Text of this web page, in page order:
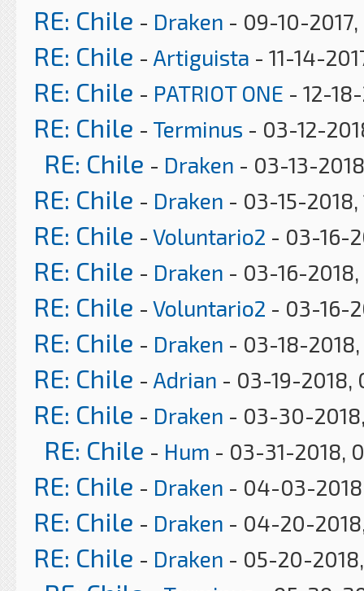
RE: Chile - Draken - 09-10-
RE: Chile - Artiguista - 11-14-
RE: Chile - PATRIOT ONE - 12-
RE: Chile - Terminus - 03-12-
RE: Chile - Draken - 03-13-
RE: Chile - Draken - 03-15-2018,
RE: Chile - Voluntario2 - 03-16-
RE: Chile - Draken - 03-16-
RE: Chile - Voluntario2 - 03-16-
RE: Chile - Draken - 03-18-2018,
RE: Chile - Adrian - 03-19-2018,
RE: Chile - Draken - 03-30-
RE: Chile - Hum - 03-31-2018,
RE: Chile - Draken - 04-03-
RE: Chile - Draken - 04-20-
RE: Chile - Draken - 05-20-